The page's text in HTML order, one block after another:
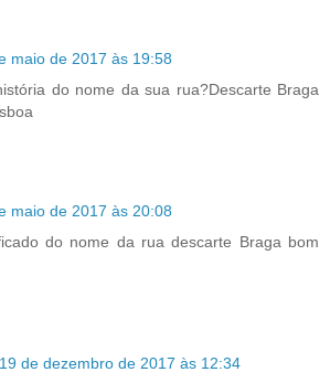
maio de 2017 às 19:58
do nome da sua rua?Descarte Braga
maio de 2017 às 20:08
do nome da rua descarte Braga bom
19 de dezembro de 2017 às 12:34